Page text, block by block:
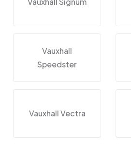
Vauxhall
Speedster
Vauxhall Vectra